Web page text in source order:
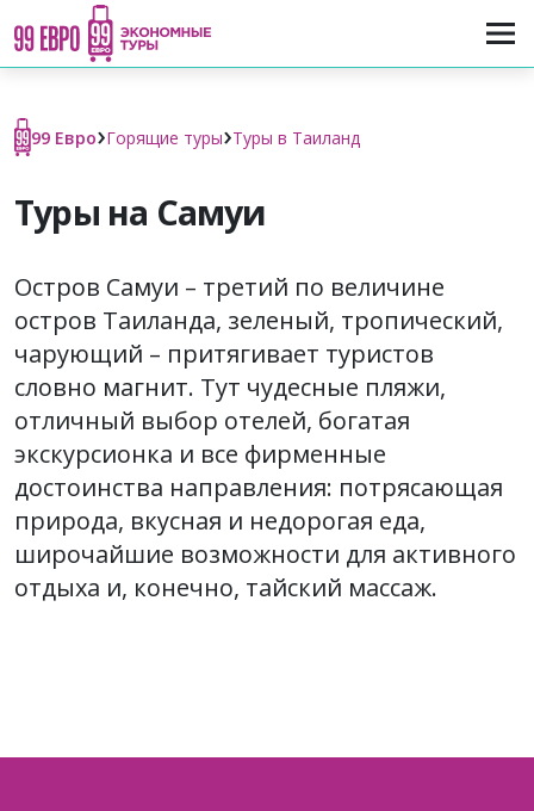
99 Евро›Горящие туры›Туры в Таиланд
Туры на Самуи
Остров Самуи – третий по величине
остров Таиланда, зеленый, тропический,
чарующий – притягивает туристов
словно магнит. Тут чудесные пляжи,
отличный выбор отелей, богатая
экскурсионка и все фирменные
достоинства направления: потрясающая
природа, вкусная и недорогая еда,
широчайшие возможности для активного
отдыха и, конечно, тайский массаж.